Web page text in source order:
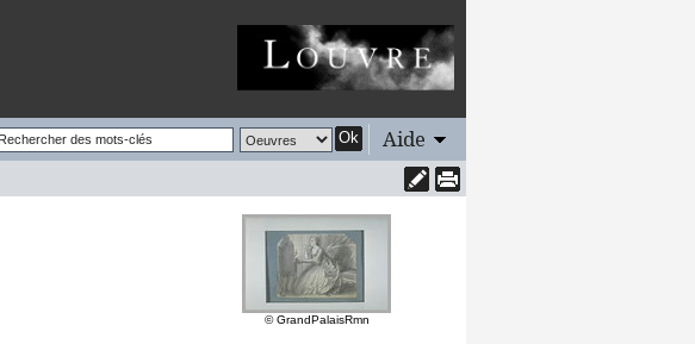
Ok Aide
© GrandPalaisRmn